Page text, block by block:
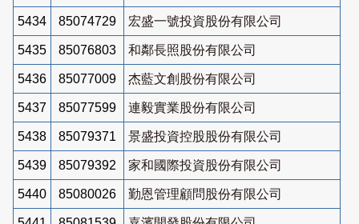
5434 85074729 宏盛一號投資股份有限公司
5435 85076803 和鄰長照股份有限公司
5436 85077009 杰藍文創股份有限公司
5437 85077599 連毅實業股份有限公司
5438 85079371 景盛投資控股股份有限公司
5439 85079392 家和國際投資股份有限公司
5440 85080026 勤恩管理顧問股份有限公司